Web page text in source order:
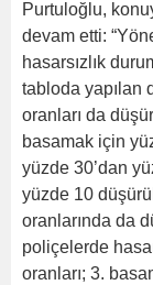
Purtuloğlu,
devam etti:
hasarsızlık
tabloda yapılan
oranları da
basamak için
yüzde 30’dan
yüzde 10
oranlarında da
poliçelerde
oranları; 3.